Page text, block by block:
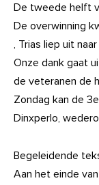
De tweede helft
De overwinning
, Trias liep uit
Onze dank gaat
de veteranen de
Zondag kan de
Dinxperlo,
Begeleidende
Aan het einde